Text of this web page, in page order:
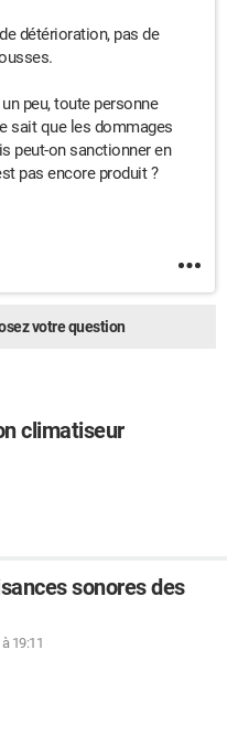
détérioration, pas de
peu, toute personne
sait que les dommages
peut-on sanctionner en
pas encore produit ?
votre question
climatiseur
sonores des
19:11